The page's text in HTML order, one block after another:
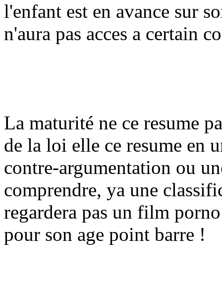
l'enfant est en avance sur
n'aura pas acces a certain
La maturité ne ce resume
de la loi elle ce resume en
contre-argumentation ou
comprendre, ya une
regardera pas un film
pour son age point barre !